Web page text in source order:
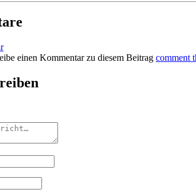
einen Kommentar zu diesem Beitrag comment